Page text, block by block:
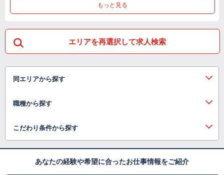
もっと見る
エリアを再選択して求人検索
同エリアから探す
職種から探す
こだわり条件から探す
あなたの経験や希望に合ったお仕事情報をご紹介